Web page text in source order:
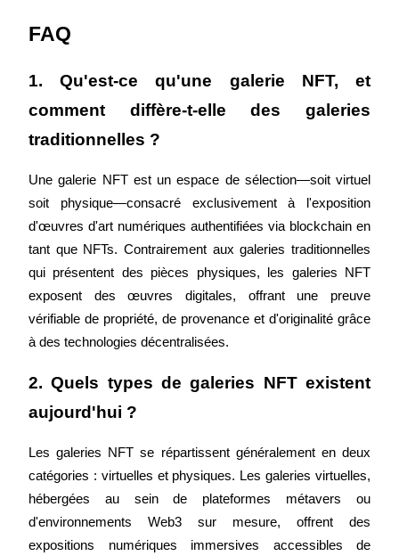
Blocages BTR
Investissement automobile
FAQ
1. Qu'est-ce qu'une galerie NFT, et
comment diffère-t-elle des galeries
traditionnelles ?
Une galerie NFT est un espace de sélection—soit virtuel
soit physique—consacré exclusivement à l'exposition
d'œuvres d'art numériques authentifiées via blockchain en
tant que NFTs. Contrairement aux galeries traditionnelles
qui présentent des pièces physiques, les galeries NFT
exposent des œuvres digitales, offrant une preuve
vérifiable de propriété, de provenance et d'originalité grâce
à des technologies décentralisées.
2. Quels types de galeries NFT existent
aujourd'hui ?
Les galeries NFT se répartissent généralement en deux
catégories : virtuelles et physiques. Les galeries virtuelles,
hébergées au sein de plateformes métavers ou
d'environnements Web3 sur mesure, offrent des
expositions numériques immersives accessibles de